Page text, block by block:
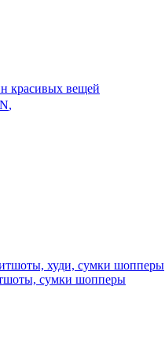
красивых вещей
,
худи, сумки шопперы
сумки шопперы